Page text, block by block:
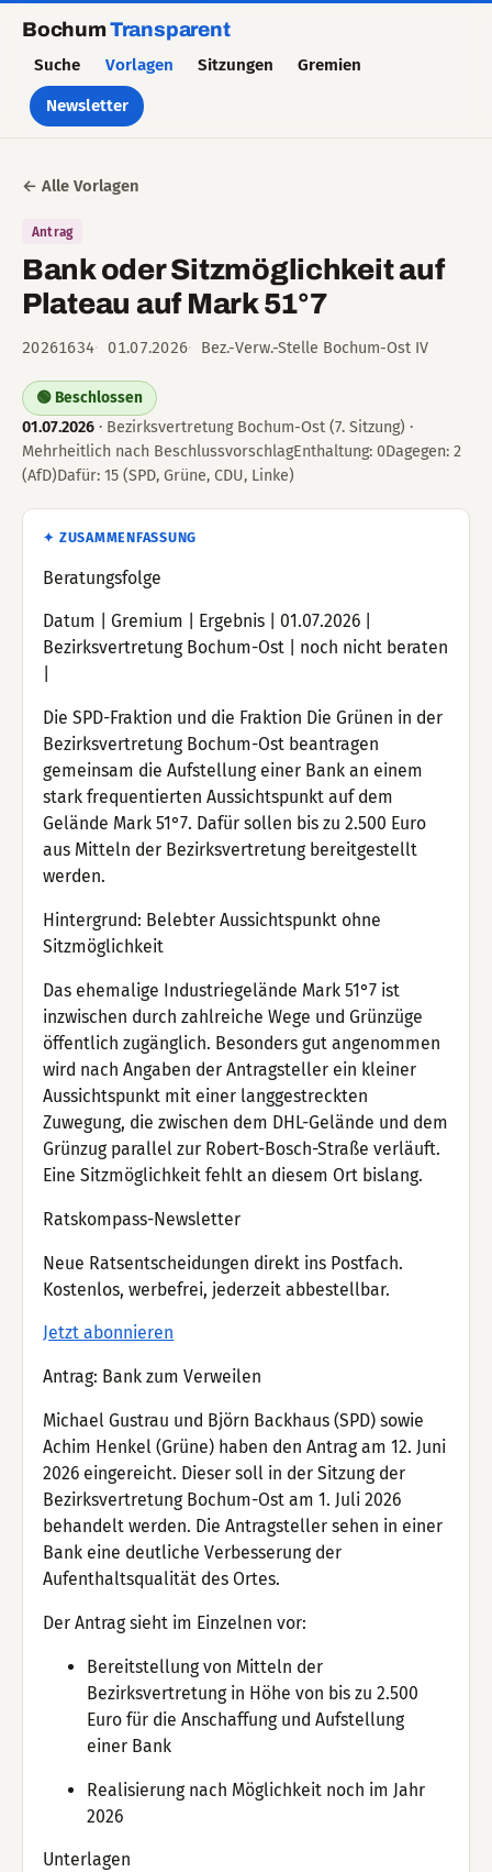
BochumTransparent
Suche Vorlagen Sitzungen Gremien
Newsletter
← Alle Vorlagen
Antrag
Bank oder Sitzmöglichkeit auf
Plateau auf Mark 51°7
20261634 01.07.2026 Bez.-Verw.-Stelle Bochum-Ost IV
🟢 Beschlossen
01.07.2026 · Bezirksvertretung Bochum-Ost (7. Sitzung) ·
Mehrheitlich nach BeschlussvorschlagEnthaltung: 0Dagegen: 2
(AfD)Dafür: 15 (SPD, Grüne, CDU, Linke)
✦ ZUSAMMENFASSUNG
Beratungsfolge
Datum | Gremium | Ergebnis | 01.07.2026 |
Bezirksvertretung Bochum-Ost | noch nicht beraten
Die SPD-Fraktion und die Fraktion Die Grünen in der
Bezirksvertretung Bochum-Ost beantragen
gemeinsam die Aufstellung einer Bank an einem
stark frequentierten Aussichtspunkt auf dem
Gelände Mark 51°7. Dafür sollen bis zu 2.500 Euro
aus Mitteln der Bezirksvertretung bereitgestellt
werden.
Hintergrund: Belebter Aussichtspunkt ohne
Sitzmöglichkeit
Das ehemalige Industriegelände Mark 51°7 ist
inzwischen durch zahlreiche Wege und Grünzüge
öffentlich zugänglich. Besonders gut angenommen
wird nach Angaben der Antragsteller ein kleiner
Aussichtspunkt mit einer langgestreckten
Zuwegung, die zwischen dem DHL-Gelände und dem
Grünzug parallel zur Robert-Bosch-Straße verläuft.
Eine Sitzmöglichkeit fehlt an diesem Ort bislang.
Ratskompass-Newsletter
Neue Ratsentscheidungen direkt ins Postfach.
Kostenlos, werbefrei, jederzeit abbestellbar.
Jetzt abonnieren
Antrag: Bank zum Verweilen
Michael Gustrau und Björn Backhaus (SPD) sowie
Achim Henkel (Grüne) haben den Antrag am 12. Juni
2026 eingereicht. Dieser soll in der Sitzung der
Bezirksvertretung Bochum-Ost am 1. Juli 2026
behandelt werden. Die Antragsteller sehen in einer
Bank eine deutliche Verbesserung der
Aufenthaltsqualität des Ortes.
Der Antrag sieht im Einzelnen vor:
Bereitstellung von Mitteln der
Bezirksvertretung in Höhe von bis zu 2.500
Euro für die Anschaffung und Aufstellung
einer Bank
Realisierung nach Möglichkeit noch im Jahr
2026
Unterlagen